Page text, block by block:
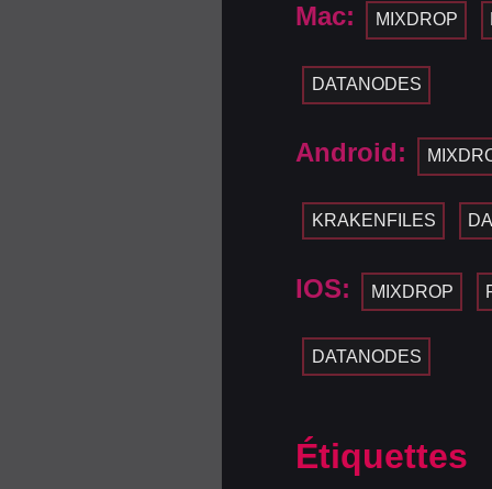
Mac: MIXDROP
DATANODES
Android:
KRAKENFILES
IOS: MIXDROP
DATANODES
Étiquettes